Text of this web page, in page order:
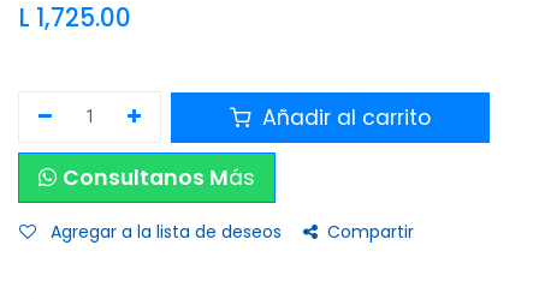
L 1,725.00
Añadir al carrito
Consultanos Más
Agregar a la lista de deseos Compartir